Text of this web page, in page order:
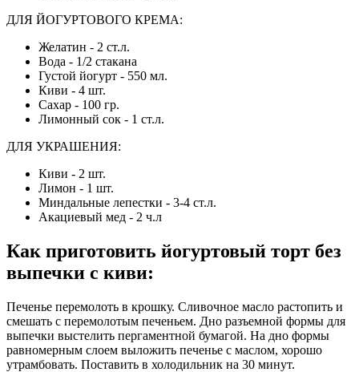
ДЛЯ ЙОГУРТОВОГО КРЕМА:
Желатин - 2 ст.л.
Вода - 1/2 стакана
Густой йогурт - 550 мл.
Киви - 4 шт.
Сахар - 100 гр.
Лимонный сок - 1 ст.л.
ДЛЯ УКРАШЕНИЯ:
Киви - 2 шт.
Лимон - 1 шт.
Миндальные лепестки - 3-4 ст.л.
Акациевый мед - 2 ч.л
Как приготовить йогуртовый торт без
выпечки с киви:
Печенье перемолоть в крошку. Сливочное масло растопить и
смешать с перемолотым печеньем. Дно разъемной формы для
выпечки выстелить пергаментной бумагой. На дно формы
равномерным слоем выложить печенье с маслом, хорошо
утрамбовать. Поставить в холодильник на 30 минут.